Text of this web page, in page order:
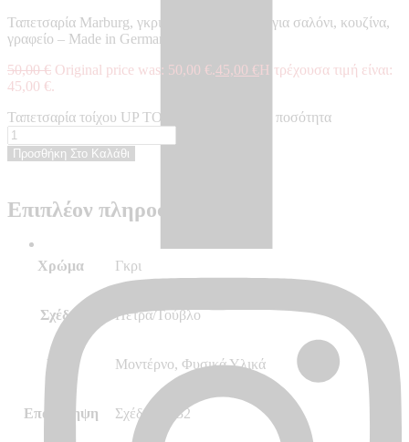
Ταπετσαρία Marburg, γκρι, πέτρα, μοντέρνα, για σαλόνι, κουζίνα,
γραφείο – Made in Germany, 10,05 x 0,53 m
50,00€ Original price was: 50,00 €.45,00 €Η τρέχουσα τιμή είναι:
45,00 €.
Ταπετσαρία τοίχου UP TO DATE - UP34835 ποσότητα
Προσθήκη Στο Καλάθι
Επιπλέον πληροφορίες
Χρώμα Γκρι
Σχέδιο Πέτρα/Τούβλο
Στυλ Μοντέρνο, Φυσικά Υλικά
Επανάληψη Σχέδιο 64/32